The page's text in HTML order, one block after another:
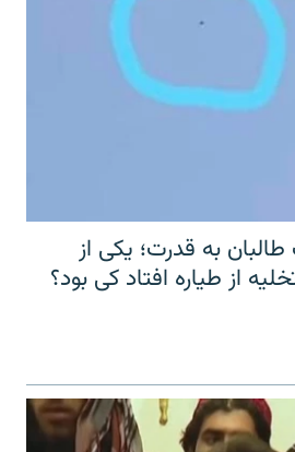
به قدرت؛ یکی از
از طیاره افتاد کی بود؟